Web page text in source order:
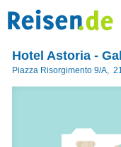
Hotel Astoria -
Piazza Risorgimento 9/A,